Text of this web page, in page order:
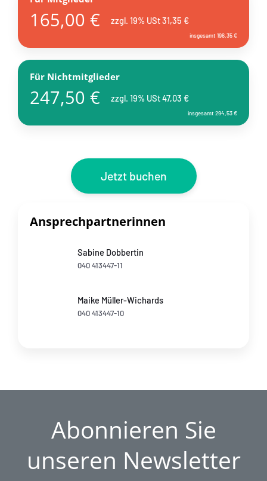
165,00 € zzgl. 19% USt 31,35 €
insgesamt 196,35 €
Für Nichtmitglieder
247,50 € zzgl. 19% USt 47,03 €
insgesamt 294,53 €
Jetzt buchen
Ansprechpartnerinnen
Sabine Dobbertin
040 413447-11
Maike Müller-Wichards
040 413447-10
Abonnieren Sie
unseren Newsletter